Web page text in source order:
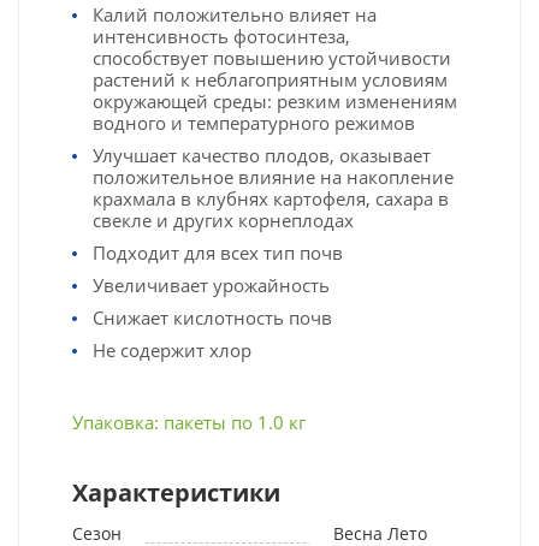
Калий положительно влияет на
интенсивность фотосинтеза,
способствует повышению устойчивости
растений к неблагоприятным условиям
окружающей среды: резким изменениям
водного и температурного режимов
Улучшает качество плодов, оказывает
положительное влияние на накопление
крахмала в клубнях картофеля, сахара в
свекле и других корнеплодах
Подходит для всех тип почв
Увеличивает урожайность
Снижает кислотность почв
Не содержит хлор
Упаковка: пакеты по 1.0 кг
Характеристики
Сезон
Весна Лето